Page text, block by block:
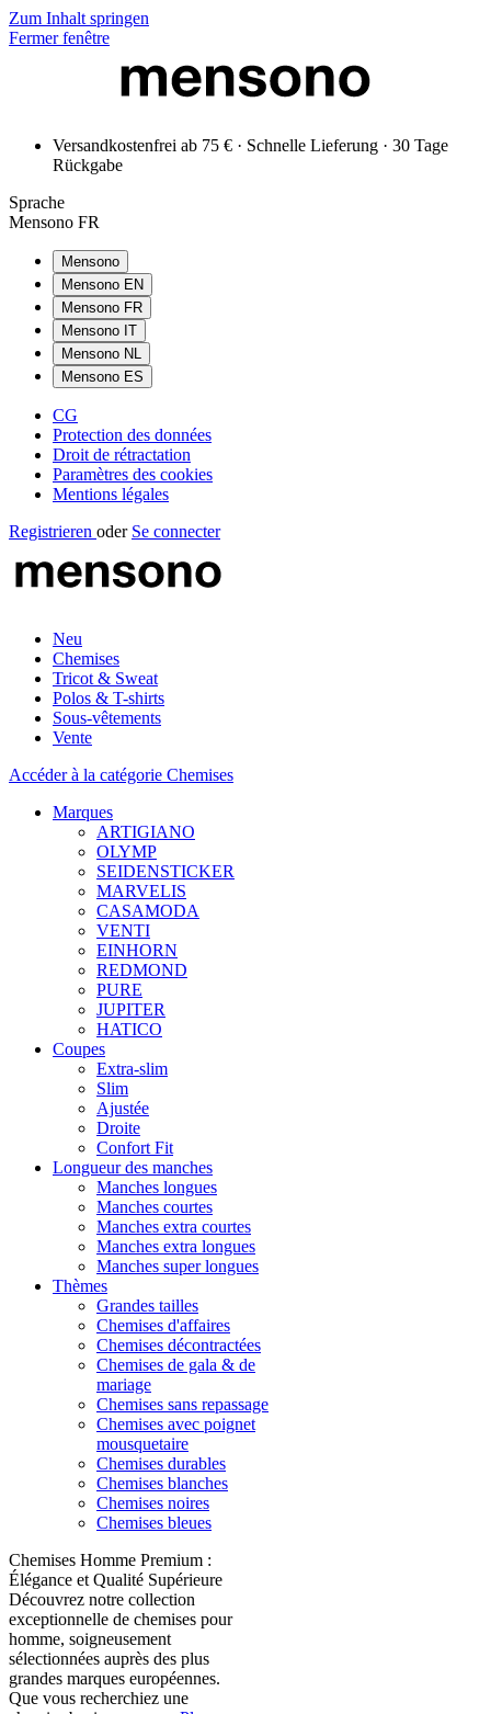
Zum Inhalt springen
Fermer fenêtre
Versandkostenfrei ab 75 € · Schnelle Lieferung · 30 Tage
Rückgabe
Sprache
Mensono FR
Mensono
Mensono EN
Mensono FR
Mensono IT
Mensono NL
Mensono ES
CG
Protection des données
Droit de rétractation
Paramètres des cookies
Mentions légales
Registrieren oder Se connecter
Neu
Chemises
Tricot & Sweat
Polos & T-shirts
Sous-vêtements
Vente
Accéder à la catégorie Chemises
Marques
ARTIGIANO
OLYMP
SEIDENSTICKER
MARVELIS
CASAMODA
VENTI
EINHORN
REDMOND
PURE
JUPITER
HATICO
Coupes
Extra-slim
Slim
Ajustée
Droite
Confort Fit
Longueur des manches
Manches longues
Manches courtes
Manches extra courtes
Manches extra longues
Manches super longues
Thèmes
Grandes tailles
Chemises d'affaires
Chemises décontractées
Chemises de gala & de
mariage
Chemises sans repassage
Chemises avec poignet
mousquetaire
Chemises durables
Chemises blanches
Chemises noires
Chemises bleues
Chemises Homme Premium :
Élégance et Qualité Supérieure
Découvrez notre collection
exceptionnelle de chemises pour
homme, soigneusement
sélectionnées auprès des plus
grandes marques européennes.
Que vous recherchiez une